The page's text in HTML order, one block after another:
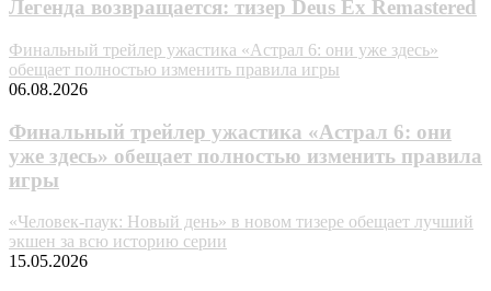
Легенда возвращается: тизер Deus Ex Remastered
Финальный трейлер ужастика «Астрал 6: они уже здесь»
обещает полностью изменить правила игры
06.08.2026
Финальный трейлер ужастика «Астрал 6: они
уже здесь» обещает полностью изменить правила
игры
«Человек-паук: Новый день» в новом тизере обещает лучший
экшен за всю историю серии
15.05.2026